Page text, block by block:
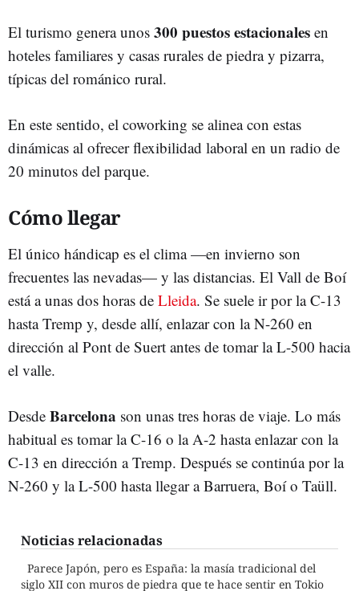
El turismo genera unos 300 puestos estacionales en
hoteles familiares y casas rurales de piedra y pizarra,
típicas del románico rural.
En este sentido, el coworking se alinea con estas
dinámicas al ofrecer flexibilidad laboral en un radio de
20 minutos del parque.
Cómo llegar
El único hándicap es el clima —en invierno son
frecuentes las nevadas— y las distancias. El Vall de Boí
está a unas dos horas de Lleida. Se suele ir por la C-13
hasta Tremp y, desde allí, enlazar con la N-260 en
dirección al Pont de Suert antes de tomar la L-500 hacia
el valle.
Desde Barcelona son unas tres horas de viaje. Lo más
habitual es tomar la C-16 o la A-2 hasta enlazar con la
C-13 en dirección a Tremp. Después se continúa por la
N-260 y la L-500 hasta llegar a Barruera, Boí o Taüll.
Noticias relacionadas
Parece Japón, pero es España: la masía tradicional del
siglo XII con muros de piedra que te hace sentir en Tokio